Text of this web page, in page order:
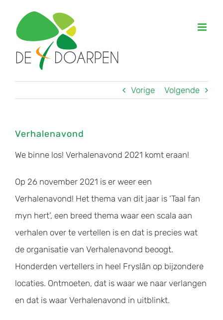
inhoud
Vorige Volgende
Verhalenavond
We binne los! Verhalenavond 2021 komt eraan!
Op 26 november 2021 is er weer een
Verhalenavond! Het thema van dit jaar is ‘Taal fan
myn hert’, een breed thema waar een scala aan
verhalen over te vertellen is en dat is precies wat
de organisatie van Verhalenavond beoogt.
Honderden vertellers in heel Fryslân op bijzondere
locaties. Ontmoeten, dat is waar we naar verlangen
en dat is waar Verhalenavond in uitblinkt.